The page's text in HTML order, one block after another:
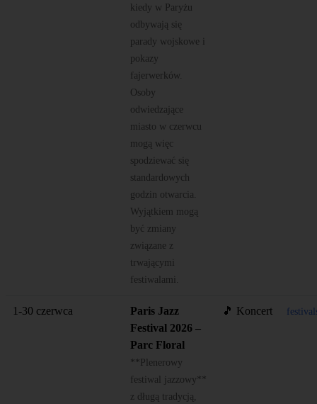
kiedy w Paryżu
odbywają się
parady wojskowe i
pokazy
fajerwerków.
Osoby
odwiedzające
miasto w czerwcu
mogą więc
spodziewać się
standardowych
godzin otwarcia.
Wyjątkiem mogą
być zmiany
związane z
trwającymi
festiwalami.
1-30 czerwca
Paris Jazz
Festival 2026 –
Parc Floral
**Plenerowy
festiwal jazzowy**
z długą tradycją,
🎵 Koncert